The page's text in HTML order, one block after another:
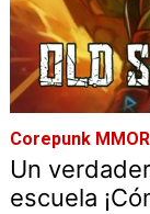
Corepunk
Un
escuela